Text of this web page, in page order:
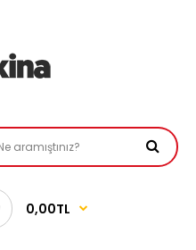
0,00TL